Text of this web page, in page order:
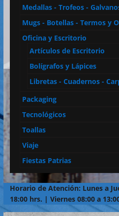
Medallas - Trofeos -
Mugs - Botellas - Termos y
Oficina y Escritorio
Artículos de Escritorio
Bolígrafos y Lápices
Libretas - Cuadernos -
Packaging
Tecnológicos
Toallas
Viaje
Fiestas Patrias
Horario de Atención: Lunes a
18:00 hrs. | Viernes 08:00 a